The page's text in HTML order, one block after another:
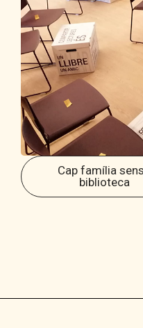
Cap família
biblioteca